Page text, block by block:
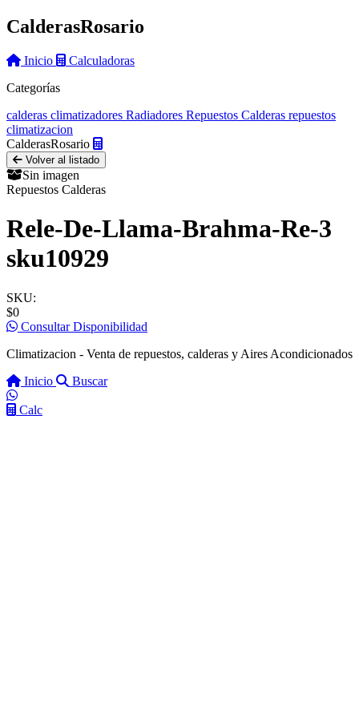
CalderasRosario
Inicio
Calculadoras
Categorías
calderas climatizadores Radiadores Repuestos Calderas repuestos
climatizacion
CalderasRosario
Volver al listado
Sin imagen
Repuestos Calderas
Rele-De-Llama-Brahma-Re-3
sku10929
SKU:
$0
Consultar Disponibilidad
Climatizacion - Venta de repuestos, calderas y Aires Acondicionados
Inicio
Buscar
Calc